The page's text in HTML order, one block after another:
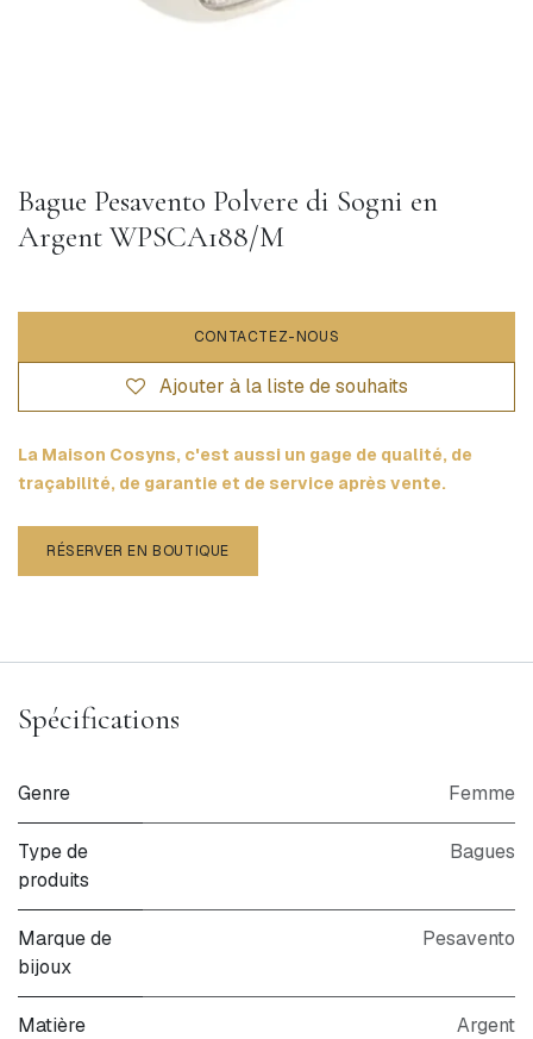
Bague Pesavento Polvere di Sogni en
Argent WPSCA188/M
CONTACTEZ-NOUS
Ajouter à la liste de souhaits
La Maison Cosyns, c'est aussi un gage de qualité, de
traçabilité, de garantie et de service après vente.
RÉSERVER EN BOUTIQUE
Spécifications
Genre Femme
Type de
produits
Bagues
Marque de
bijoux
Pesavento
Matière
Argent